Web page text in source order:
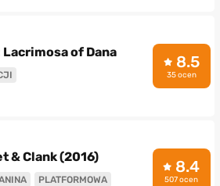
Lacrimosa of Dana 8.5
35 ocen
& Clank (2016)
PLATFORMOWA
8.4
507 ocen